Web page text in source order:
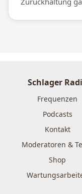
Schlager
Frequenzen
Podcasts
Kontakt
Moderatoren &
Shop